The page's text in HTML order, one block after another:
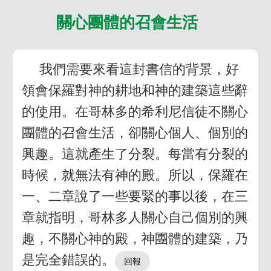
關心團體的召會生活
我們需要來看這封書信的背景，好
領會保羅對神的耕地和神的建築這些辭
的使用。在哥林多的希利尼信徒不關心
團體的召會生活，卻關心個人、個別的
興趣。這就產生了分裂。每當有分裂的
時候，就無法有神的殿。所以，保羅在
一、二章說了一些要緊的事以後，在三
章就指明，哥林多人關心自己個別的興
趣，不關心神的殿，神團體的建築，乃
是完全錯誤的。